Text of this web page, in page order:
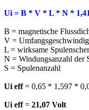
Ui = B * V * L * N *
B = magnetische
V =
L = wirksame
N = Windungsanzahl der
S = Spulenanzahl
Ui eff= 0,65 * 1,597 *
Ui eff= 21,07 Volt